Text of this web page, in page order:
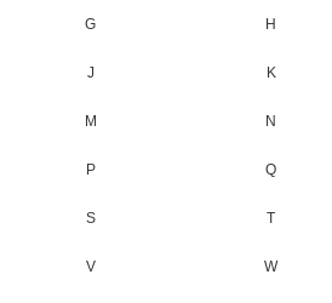
G H
J K
M N
P Q
S T
V W